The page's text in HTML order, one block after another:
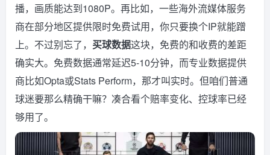
播，画质能达到1080P。再比如，一些海外流媒体服务
商在部分地区提供限时免费试用，你只要换个IP就能蹭
上。不过别忘了， 买球数据这块，免费的和收费的差距
确实大。免费数据通常延迟5-10分钟，而专业数据提供
商比如Opta或Stats Perform，那才叫实时。但咱们普通
球迷要那么精确干嘛？凑合看个赔率变化、控球率已经
够用了。